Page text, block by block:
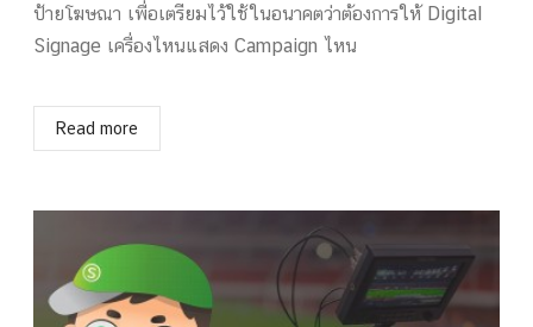
ป้ายโฆษณา เพื่อเตรียมไว้ใช้ในอนาคตว่าต้องการให้ Digital
Signage เครื่องไหนแสดง Campaign ไหน
Read more